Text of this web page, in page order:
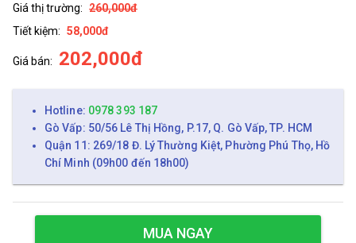
Giá thị trường: 260,000đ
Tiết kiệm: 58,000đ
Giá bán: 202,000đ
Hotline: 0978 393 187
Gò Vấp: 50/56 Lê Thị Hồng, P.17, Q. Gò Vấp, TP. HCM
Quận 11: 269/18 Đ. Lý Thường Kiệt, Phường Phú Thọ, Hồ
Chí Minh (09h00 đến 18h00)
MUA NGAY